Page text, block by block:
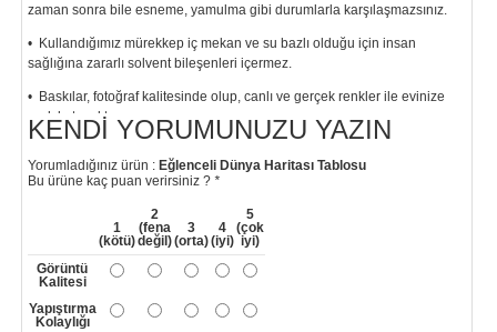
zaman sonra bile esneme, yamulma gibi durumlarla karşılaşmazsınız.
• Kullandığımız mürekkep iç mekan ve su bazlı olduğu için insan
sağlığına zararlı solvent bileşenleri içermez.
• Baskılar, fotoğraf kalitesinde olup, canlı ve gerçek renkler ile evinize
renk katacaktır.
KENDI YORUMUNUZU YAZIN
Yorumladığınız ürün : Eğlenceli Dünya Haritası Tablosu
Bu ürüne kaç puan verirsiniz ? *
1
(kötü)
2
(fena
değil)
3
(orta)
4
(iyi)
5
(çok
iyi)
Görüntü
Kalitesi
Yapıştırma
Kolaylığı